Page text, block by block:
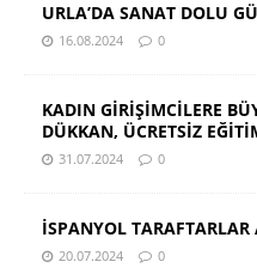
URLA’DA SANAT DOLU
16.08.2024 0
KADIN GİRİŞİMCİLERE
DÜKKAN, ÜCRETSİZ
31.07.2024 0
İSPANYOL
20.07.2024 0